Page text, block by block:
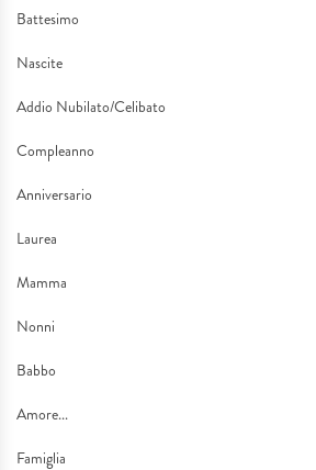
I NOSTRI LAVORI
Battesimo
Nascite
Addio Nubilato/Celibato
Compleanno
Anniversario
Laurea
Mamma
Nonni
Babbo
Amore...
Famiglia